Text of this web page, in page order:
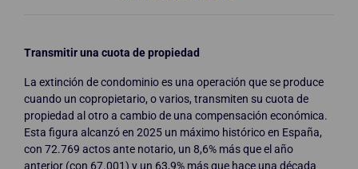
Transmitir una cuota de propiedad
La extinción de condominio es una operación que se produce
cuando un copropietario, o varios, transmiten su cuota de
propiedad al otro a cambio de una compensación económica.
Esta figura alcanzó en 2025 un máximo histórico en España,
con 72.769 actos ante notario, un 8,6% más que el año
anterior (con 67.001) y un 63,9% más que hace una década